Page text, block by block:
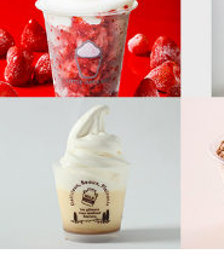
動画
日程・結果
順位表･成績
1軍公式戦
選手名鑑